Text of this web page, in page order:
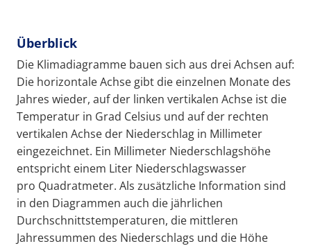
Überblick
Die Klimadiagramme bauen sich aus drei Achsen auf:
Die horizontale Achse gibt die einzelnen Monate des
Jahres wieder, auf der linken vertikalen Achse ist die
Temperatur in Grad Celsius und auf der rechten
vertikalen Achse der Niederschlag in Millimeter
eingezeichnet. Ein Millimeter Niederschlagshöhe
entspricht einem Liter Niederschlagswasser
pro Quadratmeter. Als zusätzliche Information sind
in den Diagrammen auch die jährlichen
Durchschnittstemperaturen, die mittleren
Jahressummen des Niederschlags und die Höhe